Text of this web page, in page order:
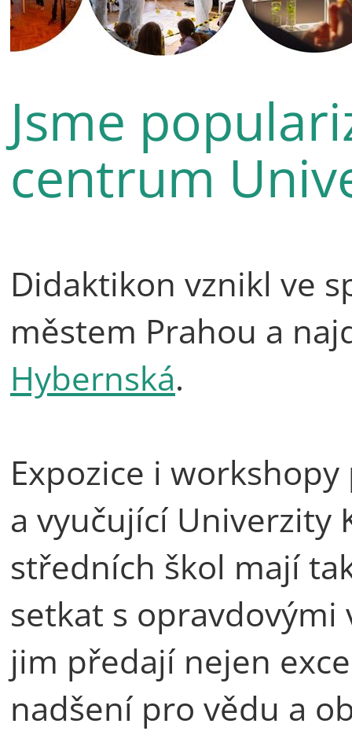
Jsme
centrum
Didaktikon vznikl ve
městem Prahou a
Hybernská.
Expozice i
a vyučující Univerzity
středních škol mají
setkat s
jim předají nejen
nadšení pro vědu a